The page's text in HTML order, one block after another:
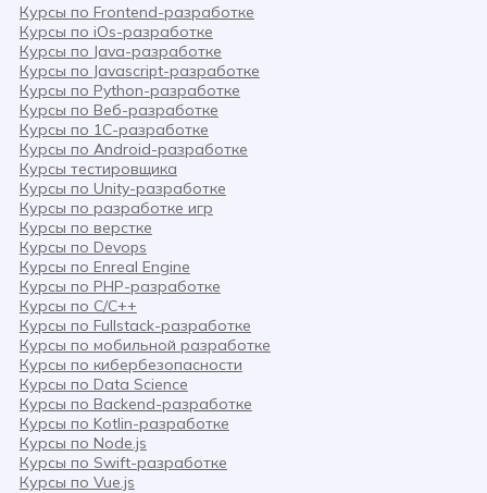
Курсы по Frontend-разработке
Курсы по iOs-разработке
Курсы по Java-разработке
Курсы по Javascript-разработке
Курсы по Python-разработке
Курсы по Веб-разработке
Курсы по 1С-разработке
Курсы по Android-разработке
Курсы тестировщика
Курсы по Unity-разработке
Курсы по разработке игр
Курсы по верстке
Курсы по Devops
Курсы по Enreal Engine
Курсы по PHP-разработке
Курсы по C/C++
Курсы по Fullstack-разработке
Курсы по мобильной разработке
Курсы по кибербезопасности
Курсы по Data Science
Курсы по Backend-разработке
Курсы по Kotlin-разработке
Курсы по Node.js
Курсы по Swift-разработке
Курсы по Vue.js